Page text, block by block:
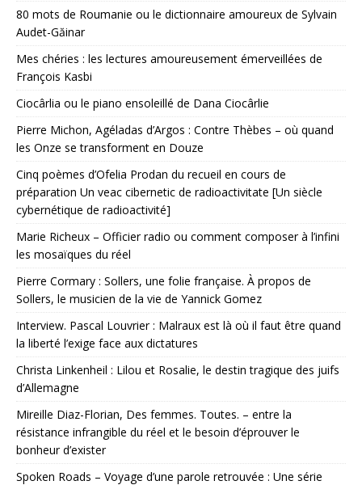
80 mots de Roumanie ou le dictionnaire amoureux de Sylvain
Audet-Găinar
Mes chéries : les lectures amoureusement émerveillées de
François Kasbi
Ciocârlia ou le piano ensoleillé de Dana Ciocârlie
Pierre Michon, Agéladas d’Argos : Contre Thèbes – où quand
les Onze se transforment en Douze
Cinq poèmes d’Ofelia Prodan du recueil en cours de
préparation Un veac cibernetic de radioactivitate [Un siècle
cybernétique de radioactivité]
Marie Richeux – Officier radio ou comment composer à l’infini
les mosaïques du réel
Pierre Cormary : Sollers, une folie française. À propos de
Sollers, le musicien de la vie de Yannick Gomez
Interview. Pascal Louvrier : Malraux est là où il faut être quand
la liberté l’exige face aux dictatures
Christa Linkenheil : Lilou et Rosalie, le destin tragique des juifs
d’Allemagne
Mireille Diaz-Florian, Des femmes. Toutes. – entre la
résistance infrangible du réel et le besoin d’éprouver le
bonheur d’exister
Spoken Roads – Voyage d’une parole retrouvée : Une série